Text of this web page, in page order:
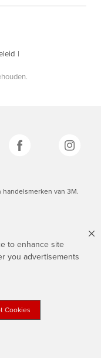
to enhance site
you advertisements
Cookies
|
handelsmerken van 3M.